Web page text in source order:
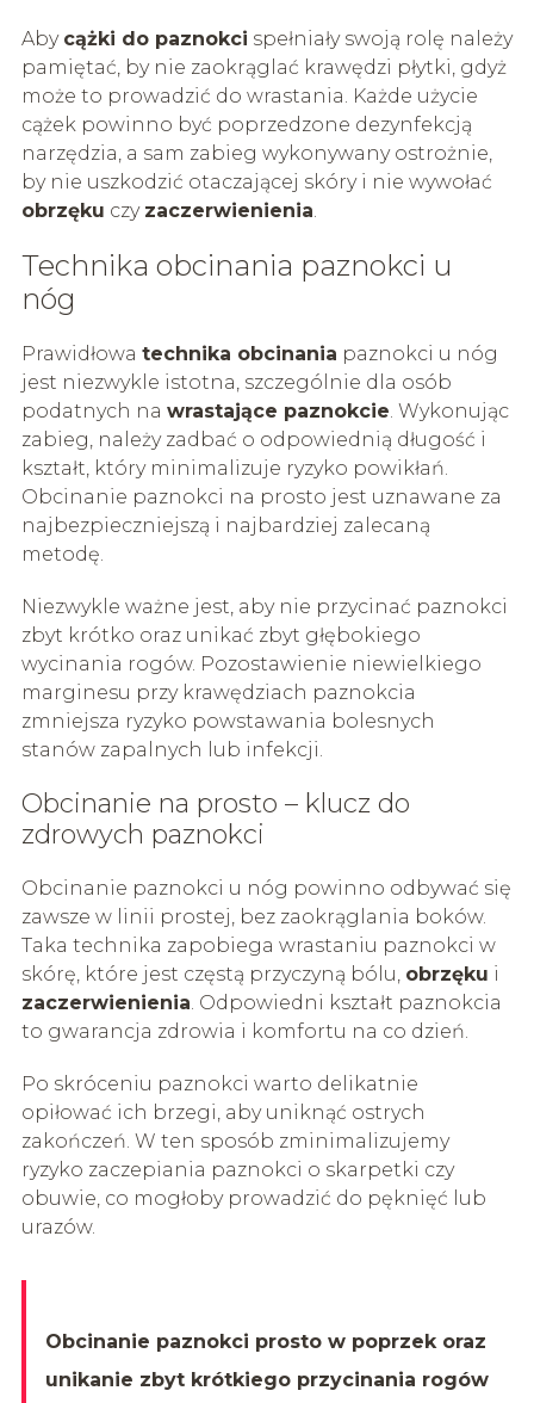
Aby cążki do paznokci spełniały swoją rolę należy
pamiętać, by nie zaokrąglać krawędzi płytki, gdyż
może to prowadzić do wrastania. Każde użycie
cążek powinno być poprzedzone dezynfekcją
narzędzia, a sam zabieg wykonywany ostrożnie,
by nie uszkodzić otaczającej skóry i nie wywołać
obrzęku czy zaczerwienienia.
Technika obcinania paznokci u
nóg
Prawidłowa technika obcinania paznokci u nóg
jest niezwykle istotna, szczególnie dla osób
podatnych na wrastające paznokcie. Wykonując
zabieg, należy zadbać o odpowiednią długość i
kształt, który minimalizuje ryzyko powikłań.
Obcinanie paznokci na prosto jest uznawane za
najbezpieczniejszą i najbardziej zalecaną
metodę.
Niezwykle ważne jest, aby nie przycinać paznokci
zbyt krótko oraz unikać zbyt głębokiego
wycinania rogów. Pozostawienie niewielkiego
marginesu przy krawędziach paznokcia
zmniejsza ryzyko powstawania bolesnych
stanów zapalnych lub infekcji.
Obcinanie na prosto – klucz do
zdrowych paznokci
Obcinanie paznokci u nóg powinno odbywać się
zawsze w linii prostej, bez zaokrąglania boków.
Taka technika zapobiega wrastaniu paznokci w
skórę, które jest częstą przyczyną bólu, obrzęku i
zaczerwienienia. Odpowiedni kształt paznokcia
to gwarancja zdrowia i komfortu na co dzień.
Po skróceniu paznokci warto delikatnie
opiłować ich brzegi, aby uniknąć ostrych
zakończeń. W ten sposób zminimalizujemy
ryzyko zaczepiania paznokci o skarpetki czy
obuwie, co mogłoby prowadzić do pęknięć lub
urazów.
Obcinanie paznokci prosto w poprzek oraz
unikanie zbyt krótkiego przycinania rogów